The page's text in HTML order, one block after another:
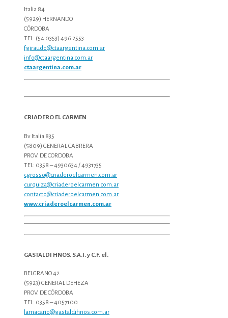
Italia 84
(5929) HERNANDO
CÓRDOBA
TEL: (54 0353) 496 2553
fgiraudo@ctaargentina.com.ar
info@ctaargentina.com.ar
ctaargentina.com.ar
CRIADERO EL CARMEN
Bv Italia 835
(5809) GENERAL CABRERA
PROV. DE CORDOBA
TEL: 0358 – 4930634 / 4931735
cgrosso@criaderoelcarmen.com.ar
curquiza@criaderoelcarmen.com.ar
contacto@criaderoelcarmen.com.ar
www.criaderoelcarmen.com.ar
GASTALDI HNOS. S.A.I. y C.F. el.
BELGRANO 42
(5923) GENERAL DEHEZA
PROV. DE CÓRDOBA
TEL: 0358 – 4057100
lamacario@gastaldihnos.com.ar